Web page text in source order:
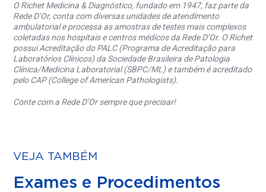
O Richet Medicina & Diagnóstico, fundado em 1947, faz parte da
Rede D’Or, conta com diversas unidades de atendimento
ambulatorial e processa as amostras de testes mais complexos
coletadas nos hospitais e centros médicos da Rede D’Or. O Richet
possui Acreditação do PALC (Programa de Acreditação para
Laboratórios Clínicos) da Sociedade Brasileira de Patologia
Clínica/Medicina Laboratorial (SBPC/ML) e também é acreditado
pelo CAP (College of American Pathologists).
Conte com a Rede D’Or sempre que precisar!
VEJA TAMBÉM
Exames e Procedimentos